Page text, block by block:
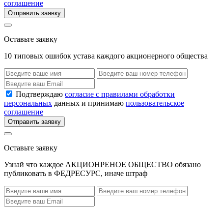
соглашение
Отправить заявку
Оставьте заявку
10 типовых ошибок устава каждого акционерного общества
Подтверждаю согласие с правилами обработки
персональных данных и принимаю пользовательское
соглашение
Отправить заявку
Оставьте заявку
Узнай что каждое АКЦИОНРЕНОЕ ОБЩЕСТВО обязано
публиковать в ФЕДРЕСУРС, иначе штраф